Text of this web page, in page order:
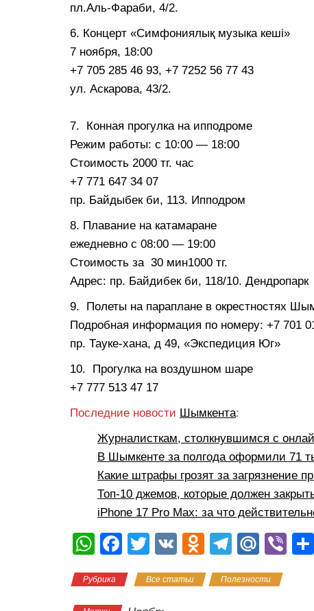
пл.Аль-Фараби, 4/2.
6. Концерт «Симфониялық музыка кеші»
7 ноября, 18:00
+7 705 285 46 93, +7 7252 56 77 43
ул. Аскарова, 43/2.
7. Конная прогулка на ипподроме
Режим работы: с 10:00 — 18:00
Cтоимость 2000 тг. час
+7 771 647 34 07
пр. Байдыбек би, 113. Ипподром
8. Плавание на катамаране
ежедневно с 08:00 — 19:00
Стоимость за 30 мин1000 тг.
Адрес: пр. Байдибек би, 118/10. Дендропарк
9. Полеты на параплане в окрестностях
Подробная информация по номеру: +7 701
пр. Тауке-хана, д 49, «Экспедиция Юг»
10. Прогулка на воздушном шаре
+7 777 513 47 17
Последние новости Шымкента:
Журналисткам, столкнувшимся с
В Шымкенте за полгода оформили 71
Какие штрафы грозят за загрязнение
Топ-10 джемов, которые должен
iPhone 17 Pro Max: за что
W
at
F
c
T
tt
V
O
n
T
e
M
.R
Vi
Рубрика Все статьи Полезности